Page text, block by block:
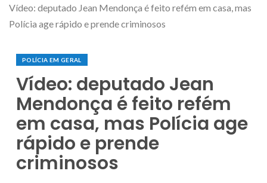
Vídeo: deputado Jean Mendonça é feito refém em casa, mas
Polícia age rápido e prende criminosos
POLÍCIA EM GERAL
Vídeo: deputado Jean
Mendonça é feito refém
em casa, mas Polícia age
rápido e prende
criminosos